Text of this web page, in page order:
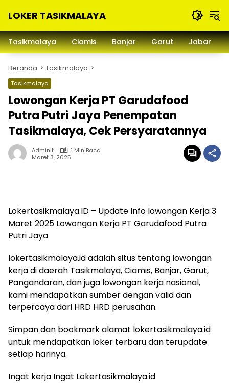
LOKER TASIKMALAYA
Lowongan
Kerja
dan
Sekitarna
Tasikmalaya Ciamis Banjar Garut Jabar
Beranda Tasikmalaya
Tasikmalaya
Lowongan Kerja PT Garudafood
Putra Putri Jaya Penempatan
Tasikmalaya, Cek Persyaratannya
Adminlt
1 Min Baca
Maret 3, 2025
Lokertasikmalaya.ID – Update Info lowongan Kerja 3
Maret 2025 Lowongan Kerja PT Garudafood Putra
Putri Jaya
lokertasikmalaya.id adalah situs tentang lowongan
kerja di daerah Tasikmalaya, Ciamis, Banjar, Garut,
Pangandaran, dan juga lowongan kerja nasional,
kami mendapatkan sumber dengan valid dan
terpercaya dari HRD HRD perusahan.
Simpan dan bookmark alamat lokertasikmalaya.id
untuk mendapatkan loker terbaru dan terupdate
setiap harinya.
Ingat kerja Ingat Lokertasikmalaya.id